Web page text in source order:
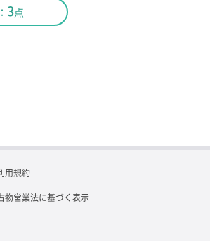
3点
用規約
物営業法に基づく表示